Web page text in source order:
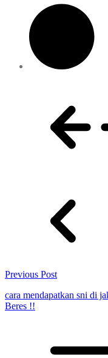
Previous Post
cara mendapatkan sni di
Beres !!